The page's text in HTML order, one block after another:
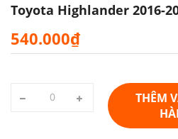
Toyota Highlander 2016-
540.000₫
THÊM